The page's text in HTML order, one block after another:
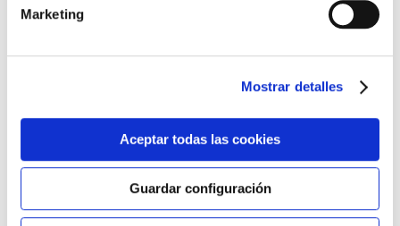
Marketing
Mostrar detalles
Aceptar todas las cookies
Guardar configuración
barniz multiadherente en base agua. En zonas de
fuegos, se recomienda proteger con placas, silestone,
dado que el frotar en exceso dañaría el papel. Su
colocación es cola en la pared y tira en seco, sin
colocación es fácil rápida y sencilla.
Papel pintado calidad papel: